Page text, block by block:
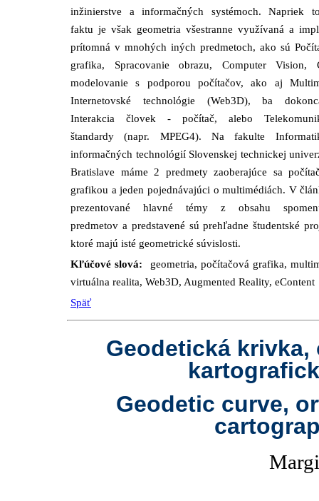
inžinierstve a informačných systémoch. Napriek
faktu je však geometria všestranne využívaná a
prítomná v mnohých iných predmetoch, ako sú
grafika, Spracovanie obrazu, Computer Vision,
modelovanie s podporou počítačov, ako aj
Internetovské technológie (Web3D), ba
Interakcia človek - počítač, alebo
štandardy (napr. MPEG4). Na fakulte
informačných technológií Slovenskej technickej
Bratislave máme 2 predmety zaoberajúce sa
grafikou a jeden pojednávajúci o multimédiách. V
prezentované hlavné témy z obsahu
predmetov a predstavené sú prehľadne študentské
ktoré majú isté geometrické súvislosti.
Kľúčové slová: geometria, počítačová grafika,
virtuálna realita, Web3D, Augmented Reality, eContent
Späť
Geodetická
Geodetic curve,